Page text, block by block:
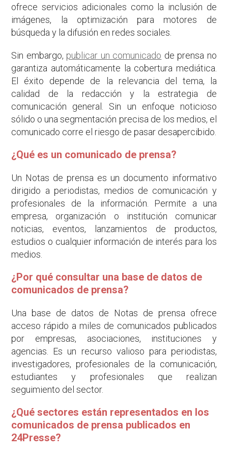
ofrece servicios adicionales como la inclusión de
imágenes, la optimización para motores de
búsqueda y la difusión en redes sociales.
Sin embargo, publicar un comunicado de prensa no
garantiza automáticamente la cobertura mediática.
El éxito depende de la relevancia del tema, la
calidad de la redacción y la estrategia de
comunicación general. Sin un enfoque noticioso
sólido o una segmentación precisa de los medios, el
comunicado corre el riesgo de pasar desapercibido.
¿Qué es un comunicado de prensa?
Un Notas de prensa es un documento informativo
dirigido a periodistas, medios de comunicación y
profesionales de la información. Permite a una
empresa, organización o institución comunicar
noticias, eventos, lanzamientos de productos,
estudios o cualquier información de interés para los
medios.
¿Por qué consultar una base de datos de
comunicados de prensa?
Una base de datos de Notas de prensa ofrece
acceso rápido a miles de comunicados publicados
por empresas, asociaciones, instituciones y
agencias. Es un recurso valioso para periodistas,
investigadores, profesionales de la comunicación,
estudiantes y profesionales que realizan
seguimiento del sector.
¿Qué sectores están representados en los
comunicados de prensa publicados en
24Presse?